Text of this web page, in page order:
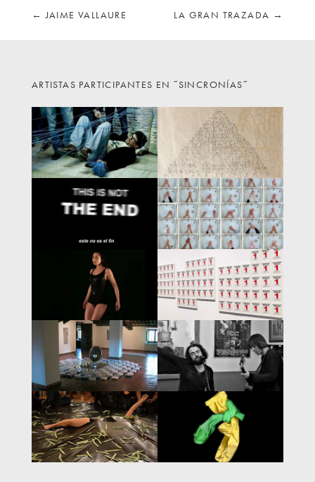
←JAIME VALLAURE LA GRAN TRAZADA →
ARTISTAS PARTICIPANTES EN ˝SINCRONÍAS˝